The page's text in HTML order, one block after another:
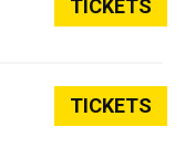
TICKETS
TICKETS